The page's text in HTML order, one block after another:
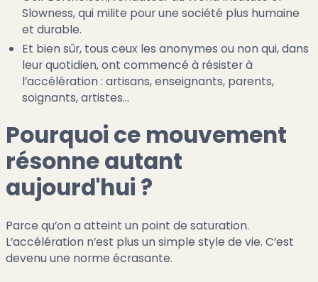
Slowness, qui milite pour une société plus humaine
et durable.
Et bien sûr, tous ceux les anonymes ou non qui, dans
leur quotidien, ont commencé à résister à
l’accélération : artisans, enseignants, parents,
soignants, artistes…
Pourquoi ce mouvement
résonne autant
aujourd'hui ?
Parce qu’on a atteint un point de saturation.
L’accélération n’est plus un simple style de vie. C’est
devenu une norme écrasante.